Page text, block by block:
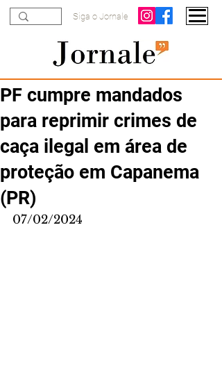
Siga o Jornale
PF cumpre mandados
para reprimir crimes de
caça ilegal em área de
proteção em Capanema
(PR)
07/02/2024